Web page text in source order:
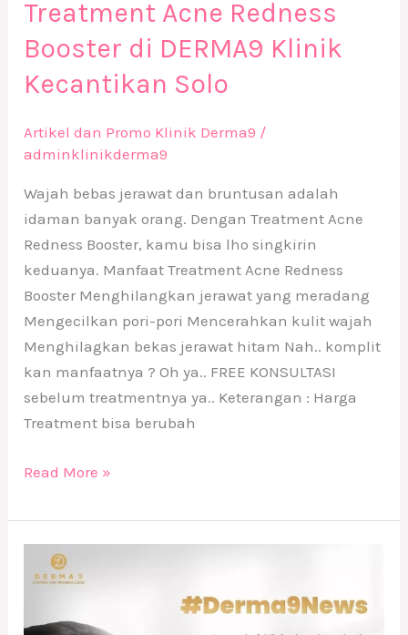
Treatment Acne Redness
Booster di DERMA9 Klinik
Kecantikan Solo
Artikel dan Promo Klinik Derma9 /
adminklinikderma9
Wajah bebas jerawat dan bruntusan adalah
idaman banyak orang. Dengan Treatment Acne
Redness Booster, kamu bisa lho singkirin
keduanya. Manfaat Treatment Acne Redness
Booster Menghilangkan jerawat yang meradang
Mengecilkan pori-pori Mencerahkan kulit wajah
Menghilagkan bekas jerawat hitam Nah.. komplit
kan manfaatnya ? Oh ya.. FREE KONSULTASI
sebelum treatmentnya ya.. Keterangan : Harga
Treatment bisa berubah
Read More »
Treatment
IPL